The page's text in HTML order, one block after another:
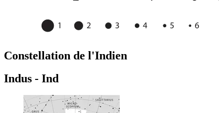
Constellation de l'Indien
Indus - Ind